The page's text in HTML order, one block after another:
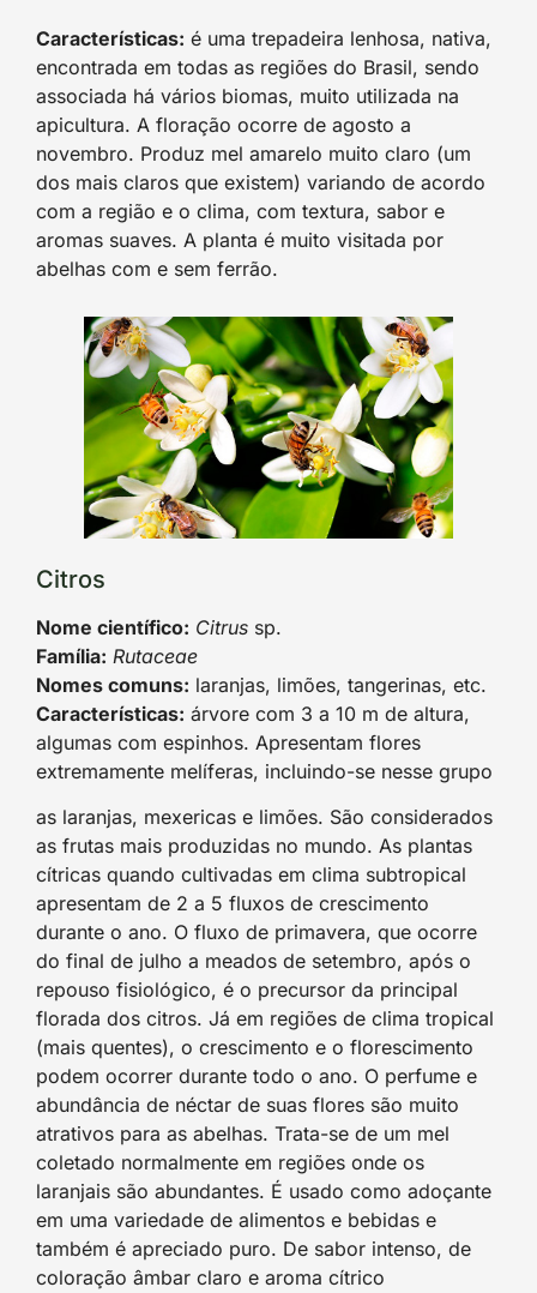
Características: é uma trepadeira lenhosa, nativa,
encontrada em todas as regiões do Brasil, sendo
associada há vários biomas, muito utilizada na
apicultura. A floração ocorre de agosto a
novembro. Produz mel amarelo muito claro (um
dos mais claros que existem) variando de acordo
com a região e o clima, com textura, sabor e
aromas suaves. A planta é muito visitada por
abelhas com e sem ferrão.
Citros
Nome científico: Citrus sp.
Família: Rutaceae
Nomes comuns: laranjas, limões, tangerinas, etc.
Características: árvore com 3 a 10 m de altura,
algumas com espinhos. Apresentam flores
extremamente melíferas, incluindo-se nesse grupo
as laranjas, mexericas e limões. São considerados
as frutas mais produzidas no mundo. As plantas
cítricas quando cultivadas em clima subtropical
apresentam de 2 a 5 fluxos de crescimento
durante o ano. O fluxo de primavera, que ocorre
do final de julho a meados de setembro, após o
repouso fisiológico, é o precursor da principal
florada dos citros. Já em regiões de clima tropical
(mais quentes), o crescimento e o florescimento
podem ocorrer durante todo o ano. O perfume e
abundância de néctar de suas flores são muito
atrativos para as abelhas. Trata-se de um mel
coletado normalmente em regiões onde os
laranjais são abundantes. É usado como adoçante
em uma variedade de alimentos e bebidas e
também é apreciado puro. De sabor intenso, de
coloração âmbar claro e aroma cítrico